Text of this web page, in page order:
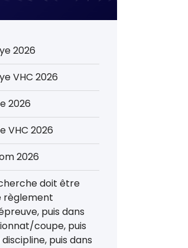
2026
VHC 2026
2026
VHC 2026
2026
doit être
règlement
puis dans
coupe, puis
puis dans